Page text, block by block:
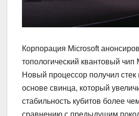
Корпорация Microsoft
топологический квантовый чип
Новый процессор получил
основе свинца, который
стабильность кубитов более
сравнению с предыдущим